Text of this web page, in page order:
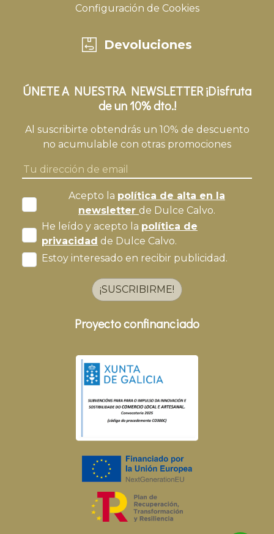
Configuración de Cookies
Devoluciones
ÚNETE A NUESTRA NEWSLETTER ¡Disfruta
de un 10% dto.!
Al suscribirte obtendrás un 10% de descuento
no acumulable con otras promociones
Acepto la política de alta en la
newsletter de Dulce Calvo.
He leído y acepto la política de
privacidad de Dulce Calvo.
Estoy interesado en recibir publicidad.
¡SUSCRIBIRME!
Proyecto confinanciado